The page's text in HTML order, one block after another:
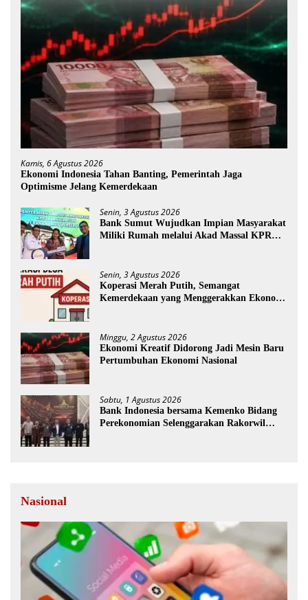
Kamis, 6 Agustus 2026
Ekonomi Indonesia Tahan Banting, Pemerintah Jaga
Optimisme Jelang Kemerdekaan
Senin, 3 Agustus 2026
Bank Sumut Wujudkan Impian Masyarakat
Miliki Rumah melalui Akad Massal KPR
Senin, 3 Agustus 2026
Koperasi Merah Putih, Semangat
Kemerdekaan yang Menggerakkan Ekonomi
Minggu, 2 Agustus 2026
Ekonomi Kreatif Didorong Jadi Mesin Baru
Pertumbuhan Ekonomi Nasional
Sabtu, 1 Agustus 2026
Bank Indonesia bersama Kemenko Bidang
Perekonomian Selenggarakan Rakorwil
Nasional